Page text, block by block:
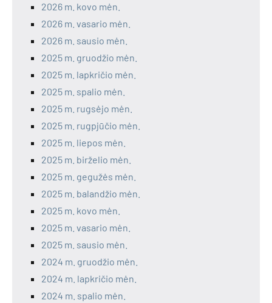
2026 m. kovo mėn.
2026 m. vasario mėn.
2026 m. sausio mėn.
2025 m. gruodžio mėn.
2025 m. lapkričio mėn.
2025 m. spalio mėn.
2025 m. rugsėjo mėn.
2025 m. rugpjūčio mėn.
2025 m. liepos mėn.
2025 m. birželio mėn.
2025 m. gegužės mėn.
2025 m. balandžio mėn.
2025 m. kovo mėn.
2025 m. vasario mėn.
2025 m. sausio mėn.
2024 m. gruodžio mėn.
2024 m. lapkričio mėn.
2024 m. spalio mėn.